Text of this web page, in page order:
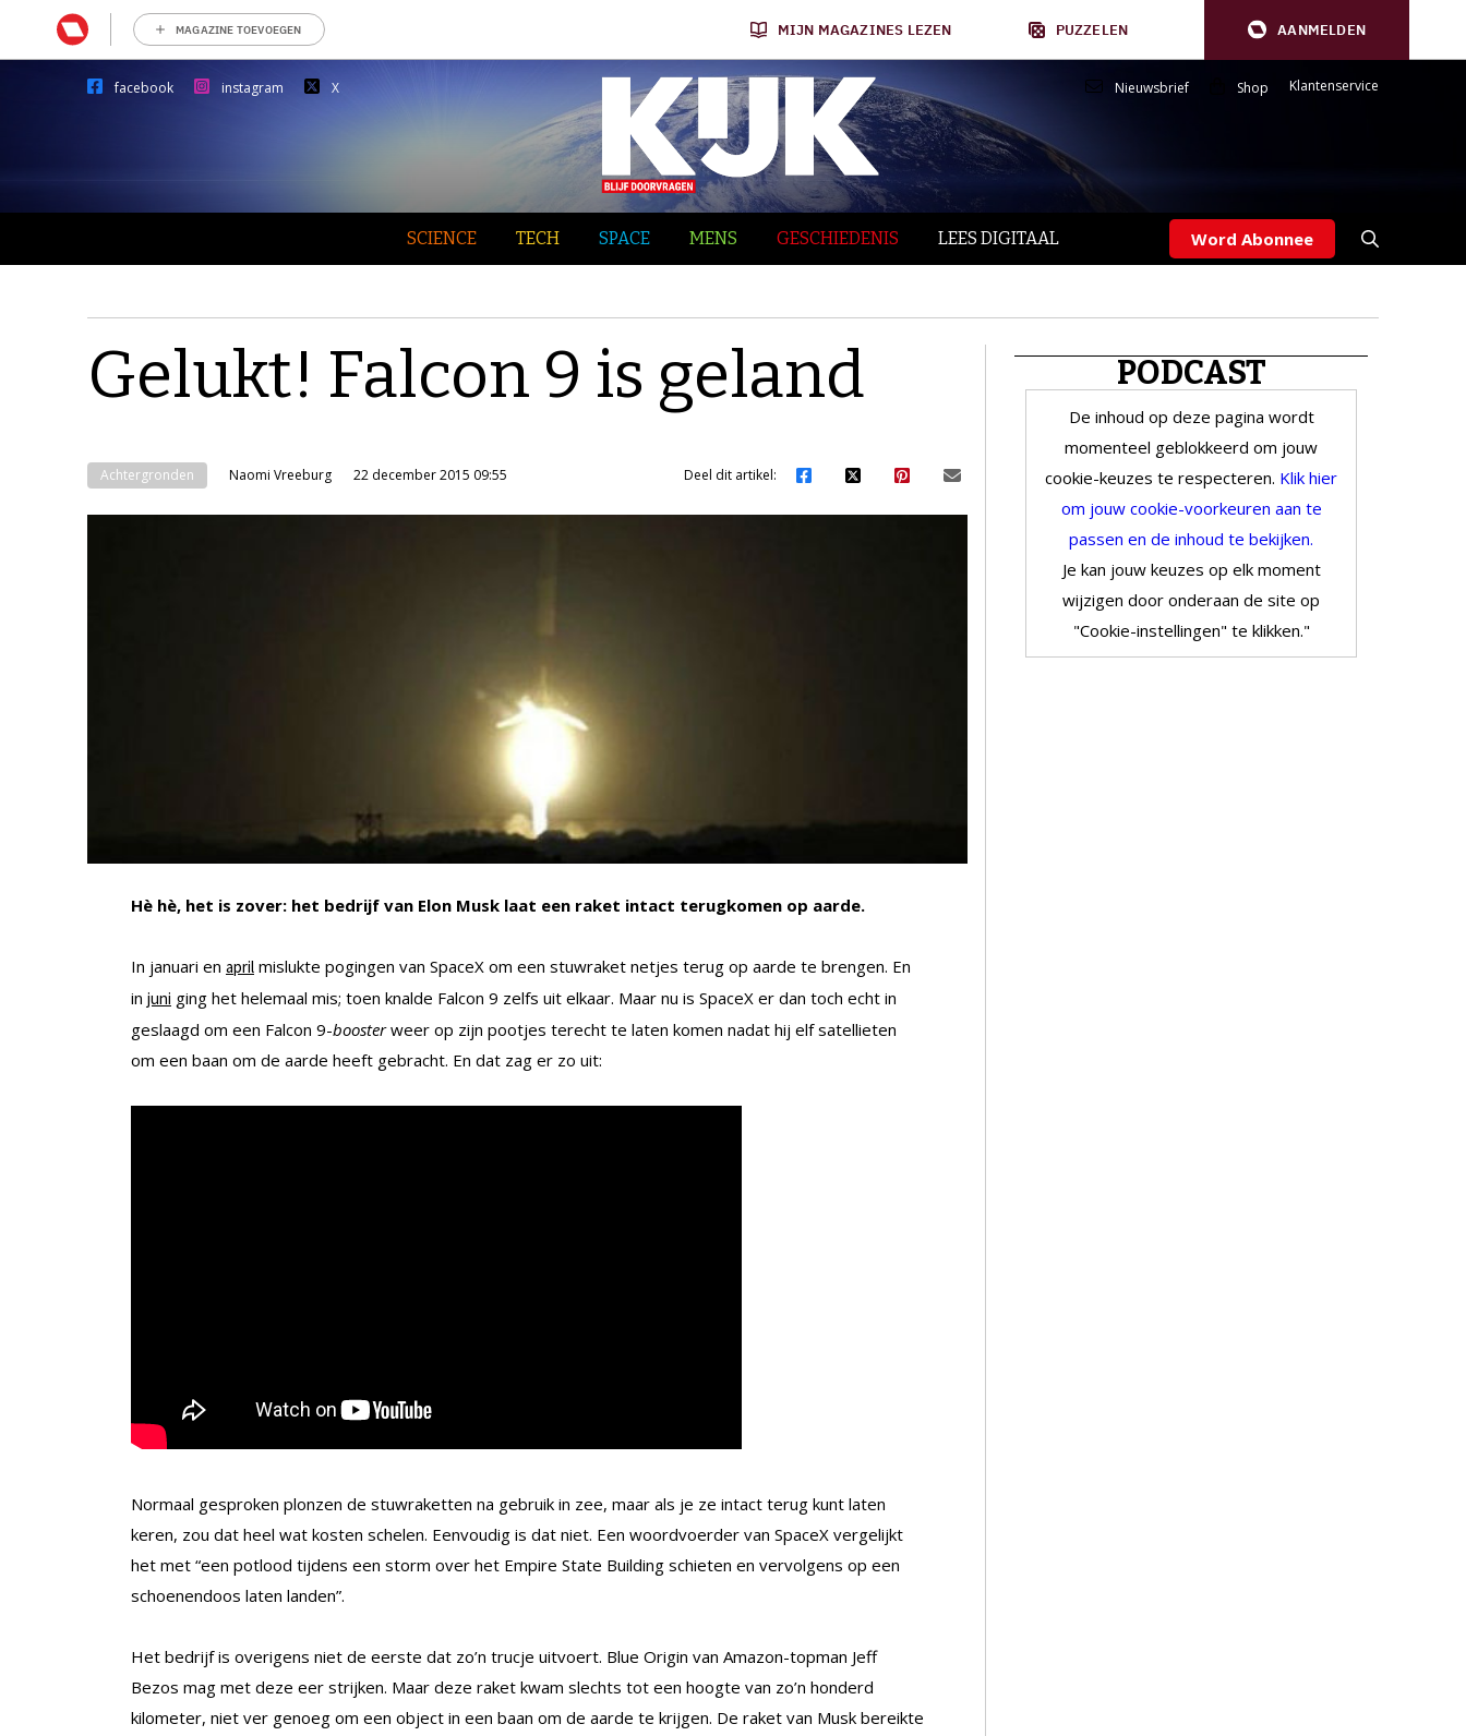
MAGAZINE TOEVOEGEN MIJN MAGAZINES LEZEN PUZZELEN AANMELDEN
facebook instagram X Nieuwsbrief Shop Klantenservice
SCIENCE TECH SPACE MENS GESCHIEDENIS LEES DIGITAAL Word Abonnee
Gelukt! Falcon 9 is geland
Achtergronden Naomi Vreeburg 22 december 2015 09:55 Deel dit artikel:
Hè hè, het is zover: het bedrijf van Elon Musk laat een raket intact terugkomen op aarde.
In januari en april mislukte pogingen van SpaceX om een stuwraket netjes terug op aarde te brengen. En
in juni ging het helemaal mis; toen knalde Falcon 9 zelfs uit elkaar. Maar nu is SpaceX er dan toch echt in
geslaagd om een Falcon 9-boosterweer op zijn pootjes terecht te laten komen nadat hij elf satellieten
om een baan om de aarde heeft gebracht. En dat zag er zo uit:
Normaal gesproken plonzen de stuwraketten na gebruik in zee, maar als je ze intact terug kunt laten
keren, zou dat heel wat kosten schelen. Eenvoudig is dat niet. Een woordvoerder van SpaceX vergelijkt
het met “een potlood tijdens een storm over het Empire State Building schieten en vervolgens op een
schoenendoos laten landen”.
Het bedrijf is overigens niet de eerste dat zo’n trucje uitvoert. Blue Origin van Amazon-topman Jeff
Bezos mag met deze eer strijken. Maar deze raket kwam slechts tot een hoogte van zo’n honderd
kilometer, niet ver genoeg om een object in een baan om de aarde te krijgen. De raket van Musk bereikte
PODCAST
De inhoud op deze pagina wordt
momenteel geblokkeerd om jouw
cookie-keuzes te respecteren. Klik hier
om jouw cookie-voorkeuren aan te
passen en de inhoud te bekijken.
Je kan jouw keuzes op elk moment
wijzigen door onderaan de site op
"Cookie-instellingen" te klikken."